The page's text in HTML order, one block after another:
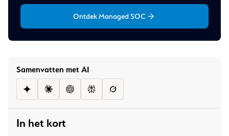
Samenvatten met AI
In het kort
Ontdek Managed SOC